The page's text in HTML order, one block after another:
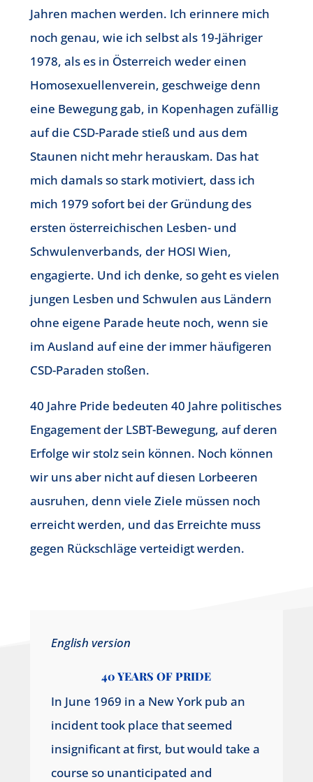
Jahren machen werden. Ich erinnere mich
noch genau, wie ich selbst als 19-Jähriger
1978, als es in Österreich weder einen
Homosexuellenverein, geschweige denn
eine Bewegung gab, in Kopenhagen zufällig
auf die CSD-Parade stieß und aus dem
Staunen nicht mehr herauskam. Das hat
mich damals so stark motiviert, dass ich
mich 1979 sofort bei der Gründung des
ersten österreichischen Lesben- und
Schwulenverbands, der HOSI Wien,
engagierte. Und ich denke, so geht es vielen
jungen Lesben und Schwulen aus Ländern
ohne eigene Parade heute noch, wenn sie
im Ausland auf eine der immer häufigeren
CSD-Paraden stoßen.
40 Jahre Pride bedeuten 40 Jahre politisches
Engagement der LSBT-Bewegung, auf deren
Erfolge wir stolz sein können. Noch können
wir uns aber nicht auf diesen Lorbeeren
ausruhen, denn viele Ziele müssen noch
erreicht werden, und das Erreichte muss
gegen Rückschläge verteidigt werden.
English version
40 YEARS OF PRIDE
In June 1969 in a New York pub an
incident took place that seemed
insignificant at first, but would take a
course so unanticipated and